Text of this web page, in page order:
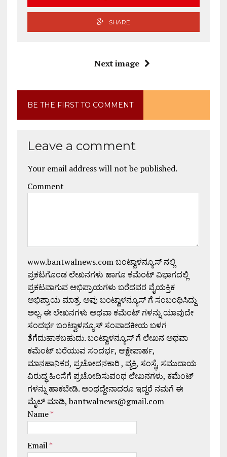
SHARE
Next image
BE THE FIRST TO COMMENT
Leave a comment
Your email address will not be published.
Comment
www.bantwalnews.com ಬಂಟ್ವಾಳನ್ಯೂಸ್ ನಲ್ಲಿ
ಪ್ರಕಟಗೊಂಡ ಲೇಖನಗಳು ಹಾಗೂ ಕಮೆಂಟ್ ವಿಭಾಗದಲ್ಲಿ
ಪ್ರಕಟವಾಗುವ ಅಭಿಪ್ರಾಯಗಳು ಬರೆದವರ ವೈಯಕ್ತಿಕ
ಅಭಿಪ್ರಾಯ ಮಾತ್ರ. ಅವು ಬಂಟ್ವಾಳನ್ಯೂಸ್ ಗೆ ಸಂಬಂಧಿಸಿದ್ದು
ಅಲ್ಲ. ಈ ಲೇಖನಗಳು ಅಥವಾ ಕಮೆಂಟ್ ಗಳನ್ನು ಯಾವುದೇ
ಸಂದರ್ಭ ಬಂಟ್ವಾಳನ್ಯೂಸ್ ಸಂಪಾದಕೀಯ ಬಳಗ
ತೆಗೆದುಹಾಕಬಹುದು. ಬಂಟ್ವಾಳನ್ಯೂಸ್ ಗೆ ಲೇಖನ ಅಥವಾ
ಕಮೆಂಟ್ ಬರೆಯುವ ಸಂದರ್ಭ, ಆಕ್ಷೇಪಾರ್ಹ,
ಮಾನಹಾನಿಕರ, ಪ್ರಚೋದನಕಾರಿ , ವ್ಯಕ್ತಿ, ಸಂಸ್ಥೆ, ಸಮುದಾಯ
ವಿರುದ್ಧ ಹಿಂಸೆಗೆ ಪ್ರಚೋದಿಸುವಂಥ ಲೇಖನಗಳು, ಕಮೆಂಟ್
ಗಳನ್ನು ಹಾಕಬೇಡಿ. ಅಂಥದ್ದೇನಾದರೂ ಇದ್ದರೆ ನಮಗೆ ಈ
ಮೈಲ್ ಮಾಡಿ, bantwalnews@gmail.com
Name*
Email*